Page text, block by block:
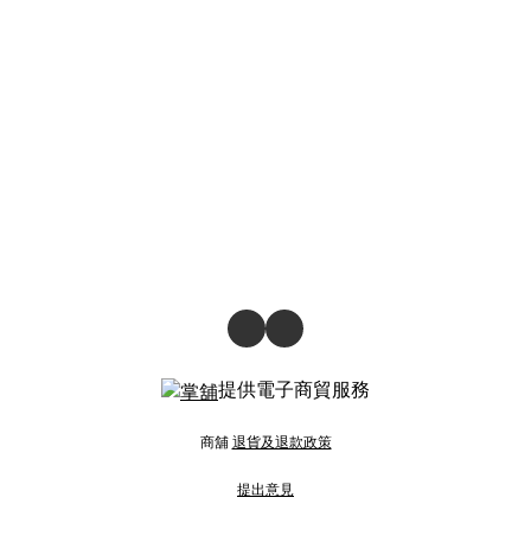
提供電子商貿服務
商舖 退貨及退款政策
提出意見